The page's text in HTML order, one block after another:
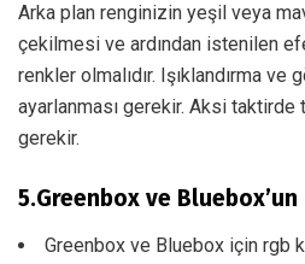
Arka plan renginizin yeşil veya
çekilmesi ve ardından istenilen
renkler olmalıdır. Işıklandırma ve
ayarlanması gerekir. Aksi
gerekir.
5.Greenbox ve Bluebox’un
Greenbox ve Bluebox için rgb